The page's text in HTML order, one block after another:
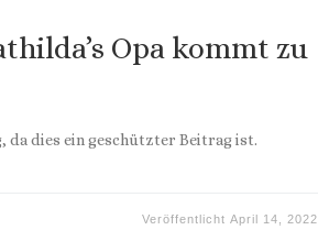
Opa kommt zu
da dies ein geschützter Beitrag ist.
Veröffentlicht April 14, 2022